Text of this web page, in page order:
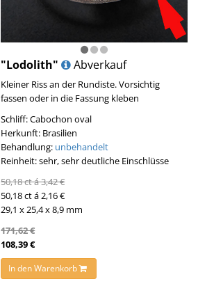
"Lodolith" Abverkauf
Kleiner Riss an der Rundiste. Vorsichtig
fassen oder in die Fassung kleben
Schliff: Cabochon oval
Herkunft: Brasilien
Behandlung: unbehandelt
Reinheit: sehr, sehr deutliche Einschlüsse
50,18 ct á 3,42 €
50,18 ct á 2,16 €
29,1 x 25,4 x 8,9 mm
171,62 €
108,39 €
In den Warenkorb